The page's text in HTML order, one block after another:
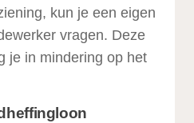
kun je een eigen
vragen. Deze
je in mindering op het